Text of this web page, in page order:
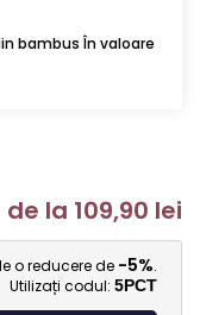
bambus În valoare
de la 109,90 lei
o reducere de -5%.
Utilizați codul: 5PCT